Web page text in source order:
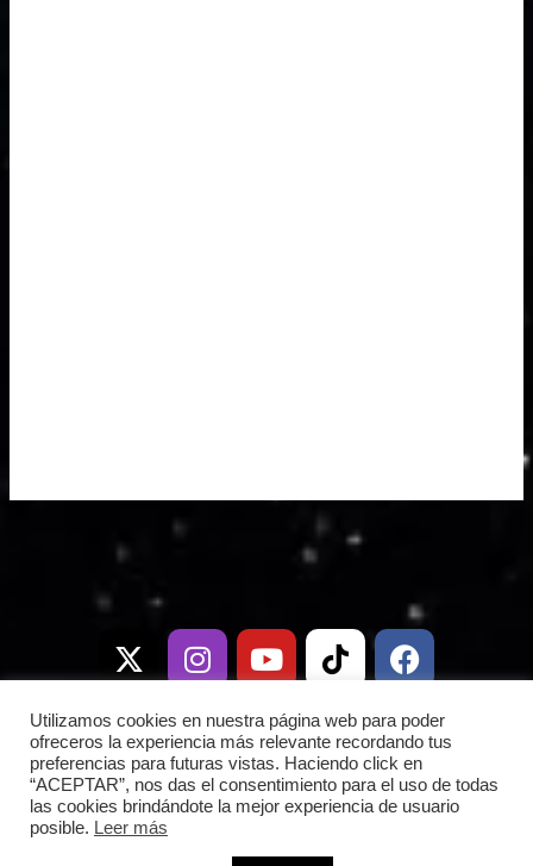
t
w
i
t
t
e
r
n
s
t
a
g
r
a
o
u
t
u
b
e
i
k
t
o
k
a
c
e
b
o
o
k
e
l
e
g
r
a
m
h
a
t
s
a
p
p
i
s
c
o
r
d
Copyright © 2026 Frontera Espacial |
Utilizamos cookies en nuestra página web para poder
ofreceros la experiencia más relevante recordando tus
preferencias para futuras vistas. Haciendo click en
“ACEPTAR”, nos das el consentimiento para el uso de todas
las cookies brindándote la mejor experiencia de usuario
posible. Leer más